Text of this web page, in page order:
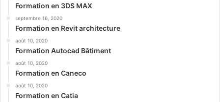
Formation en 3DS MAX
septembre 16, 2020
Formation en Revit architecture
août 10, 2020
Formation Autocad Bâtiment
août 10, 2020
Formation en Caneco
août 10, 2020
Formation en Catia